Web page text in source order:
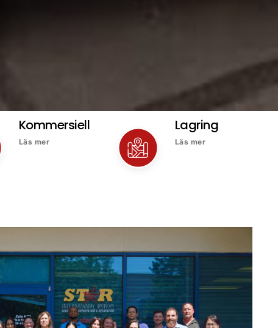
Kommersiell
Läs mer
Lagring
Läs mer